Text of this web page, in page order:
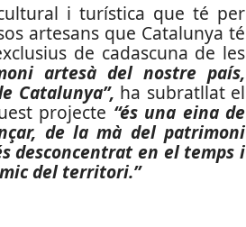
i turística que té per
artesans que Catalunya té
de cadascuna de les
artesà del nostre país,
Catalunya”, ha subratllat el
projecte “és una eina de
de la mà del patrimoni
desconcentrat en el temps i
del territori.”